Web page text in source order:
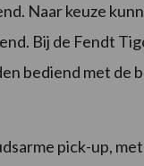
Naar keuze
Bij de Fendt
bediend met de
pick-up,